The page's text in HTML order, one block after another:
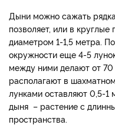
Дыни можно сажать
позволяет, или в
диаметром 1-1,5 метра.
окружности еще 4-5
между ними делают от
располагают в
лунками оставляют 0,5-1
дыня – растение с
пространства.